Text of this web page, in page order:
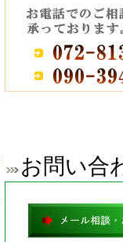
お問い合